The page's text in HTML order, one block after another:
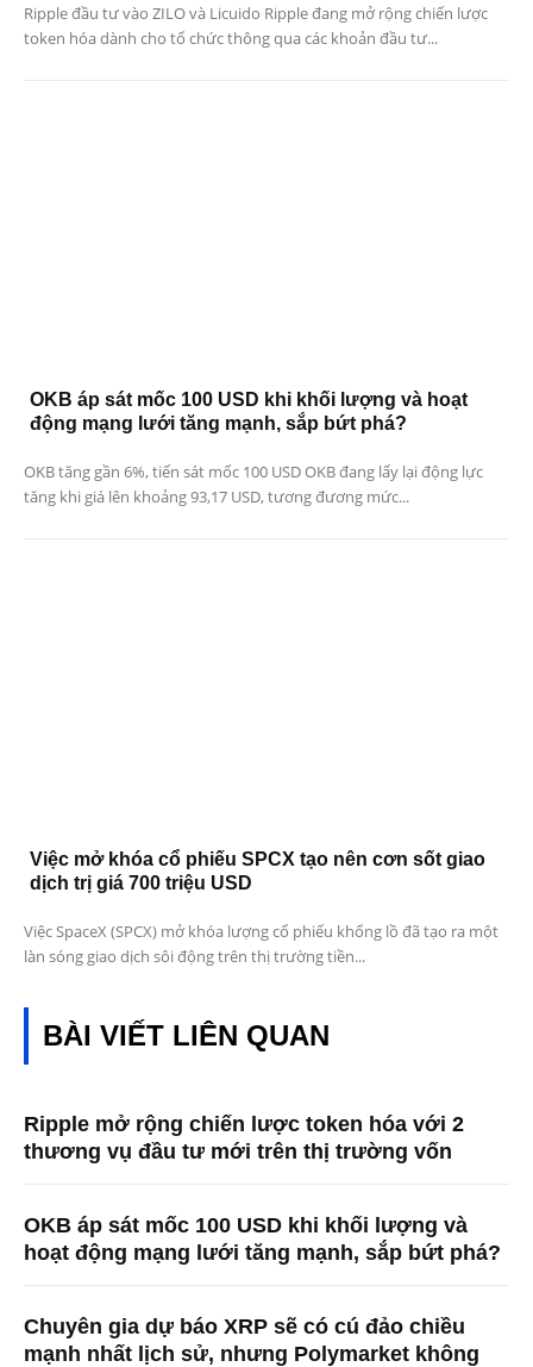
Ripple đầu tư vào ZILO và Licuido Ripple đang mở rộng chiến lược
token hóa dành cho tổ chức thông qua các khoản đầu tư...
OKB áp sát mốc 100 USD khi khối lượng và hoạt
động mạng lưới tăng mạnh, sắp bứt phá?
OKB tăng gần 6%, tiến sát mốc 100 USD OKB đang lấy lại động lực
tăng khi giá lên khoảng 93,17 USD, tương đương mức...
Việc mở khóa cổ phiếu SPCX tạo nên cơn sốt giao
dịch trị giá 700 triệu USD
Việc SpaceX (SPCX) mở khóa lượng cổ phiếu khổng lồ đã tạo ra một
làn sóng giao dịch sôi động trên thị trường tiền...
BÀI VIẾT LIÊN QUAN
Ripple mở rộng chiến lược token hóa với 2
thương vụ đầu tư mới trên thị trường vốn
OKB áp sát mốc 100 USD khi khối lượng và
hoạt động mạng lưới tăng mạnh, sắp bứt phá?
Chuyên gia dự báo XRP sẽ có cú đảo chiều
mạnh nhất lịch sử, nhưng Polymarket không